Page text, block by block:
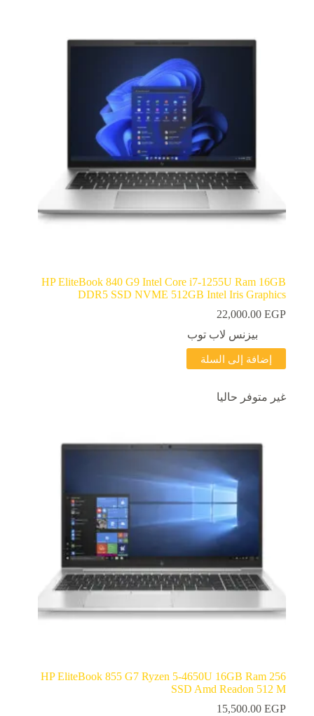
HP EliteBook 840 G9 Intel Core i7-1255U Ram 16GB
DDR5 SSD NVME 512GB Intel Iris Graphics
22,000.00 EGP
بيزنس لاب توب
إضافة إلى السلة
غير متوفر حاليا
HP EliteBook 855 G7 Ryzen 5-4650U 16GB Ram 256
SSD Amd Readon 512 M
15,500.00 EGP